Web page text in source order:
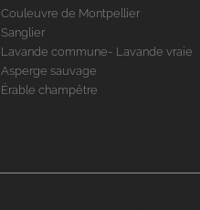
Couleuvre de Montpellier
Sanglier
Lavande commune- Lavande vraie
Asperge sauvage
Érable champêtre